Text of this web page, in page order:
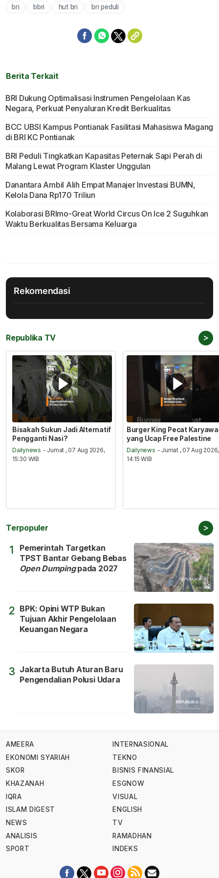
bri bbri hut bri bri peduli
Berita Terkait
BRI Dukung Optimalisasi Instrumen Pengelolaan Kas
Negara, Perkuat Penyaluran Kredit Berkualitas
BCC UBSI Kampus Pontianak Fasilitasi Mahasiswa Magang
di BRI KC Pontianak
BRI Peduli Tingkatkan Kapasitas Peternak Sapi Perah di
Malang Lewat Program Klaster Unggulan
Danantara Ambil Alih Empat Manajer Investasi BUMN,
Kelola Dana Rp170 Triliun
Kolaborasi BRImo-Great World Circus On Ice 2 Suguhkan
Waktu Berkualitas Bersama Keluarga
Rekomendasi
Republika TV >
Bisakah Sukun Jadi Alternatif
Pengganti Nasi?
Dailynews - Jumat , 07 Aug 2026,
15:30 WIB
Burger King Pecat
yang Ucap Free Palestine
Dailynews - Jumat , 07 Aug 2026,
14:15 WIB
Terpopuler >
1
Pemerintah Targetkan
TPST Bantar Gebang Bebas
Open Dumpingpada 2027
2 BPK: Opini WTP Bukan
Tujuan Akhir Pengelolaan
Keuangan Negara
3 Jakarta Butuh Aturan Baru
Pengendalian Polusi Udara
AMEERA
EKONOMI SYARIAH
SKOR
KHAZANAH
IQRA
ISLAM DIGEST
NEWS
ANALISIS
SPORT
INTERNASIONAL
TEKNO
BISNIS FINANSIAL
ESGNOW
VISUAL
ENGLISH
TV
RAMADHAN
INDEKS